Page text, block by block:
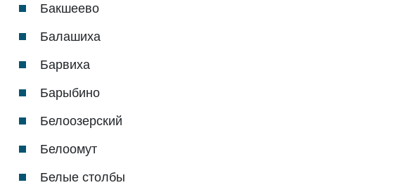
Бакшеево
Балашиха
Барвиха
Барыбино
Белоозерский
Белоомут
Белые столбы